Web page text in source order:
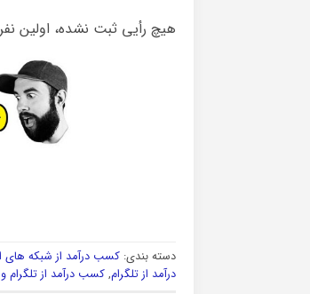
هیچ رأیی ثبت نشده، اولین
دسته بندی: کسب درآمد از شبکه های
درآمد از تلگرام, کسب درآمد از تلگرام و